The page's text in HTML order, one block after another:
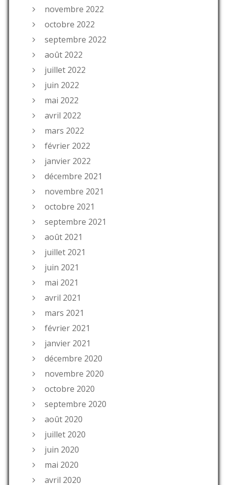
novembre 2022
octobre 2022
septembre 2022
août 2022
juillet 2022
juin 2022
mai 2022
avril 2022
mars 2022
février 2022
janvier 2022
décembre 2021
novembre 2021
octobre 2021
septembre 2021
août 2021
juillet 2021
juin 2021
mai 2021
avril 2021
mars 2021
février 2021
janvier 2021
décembre 2020
novembre 2020
octobre 2020
septembre 2020
août 2020
juillet 2020
juin 2020
mai 2020
avril 2020